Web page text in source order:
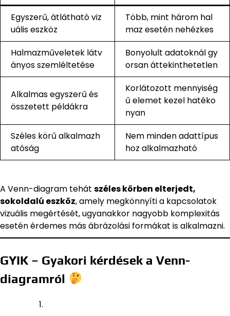
Egyszerű, átlátható viz
uális eszköz
Több, mint három hal
maz esetén nehézkes
Halmazműveletek látv
ányos szemléltetése
Bonyolult adatoknál gy
orsan áttekinthetetlen
Alkalmas egyszerű és
összetett példákra
Korlátozott mennyiség
ű elemet kezel hatéko
nyan
Széles körű alkalmazh
atóság
Nem minden adattípus
hoz alkalmazható
A Venn-diagram tehát széles körben elterjedt,
sokoldalú eszköz, amely megkönnyíti a kapcsolatok
vizuális megértését, ugyanakkor nagyobb komplexitás
esetén érdemes más ábrázolási formákat is alkalmazni.
GYIK – Gyakori kérdések a Venn-
diagramról